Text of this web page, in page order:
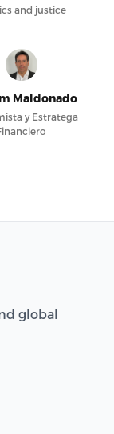
and justice
Maldonado
y Estratega
global